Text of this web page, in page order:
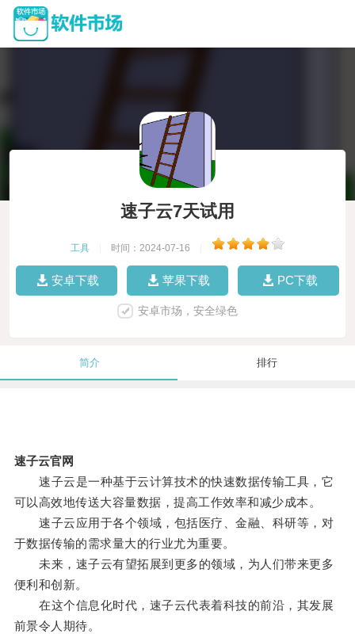
速子云7天试用
工具 时间：2024-07-16
安卓下载 苹果下载 PC下载
安卓市场，安全绿色
简介 排行
速子云官网
速子云是一种基于云计算技术的快速数据传输工具，它
可以高效地传送大容量数据，提高工作效率和减少成本。
速子云应用于各个领域，包括医疗、金融、科研等，对
于数据传输的需求量大的行业尤为重要。
未来，速子云有望拓展到更多的领域，为人们带来更多
便利和创新。
在这个信息化时代，速子云代表着科技的前沿，其发展
前景令人期待。